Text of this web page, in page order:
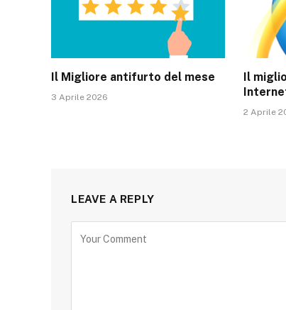
Il Migliore antifurto del mese
3 Aprile 2026
Il
2 Aprile
LEAVE A REPLY